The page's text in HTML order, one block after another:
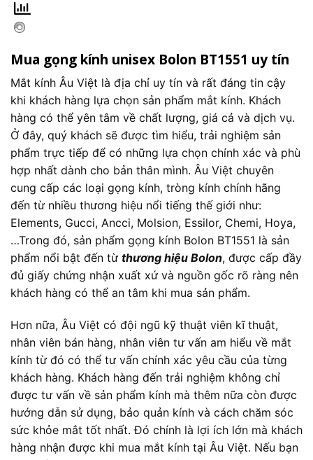
Mua gọng kính unisex Bolon BT1551 uy tín
Mắt kính Âu Việt là địa chỉ uy tín và rất đáng tin cậy
khi khách hàng lựa chọn sản phẩm mắt kính. Khách
hàng có thể yên tâm về chất lượng, giá cả và dịch vụ.
Ở đây, quý khách sẽ được tìm hiểu, trải nghiệm sản
phẩm trực tiếp để có những lựa chọn chính xác và phù
hợp nhất dành cho bản thân mình. Âu Việt chuyên
cung cấp các loại gọng kính, tròng kính chính hãng
đến từ nhiều thương hiệu nổi tiếng thế giới như:
Elements, Gucci, Ancci, Molsion, Essilor, Chemi, Hoya,
…Trong đó, sản phẩm gọng kính Bolon BT1551 là sản
phẩm nổi bật đến từ thương hiệu Bolon, được cấp đầy
đủ giấy chứng nhận xuất xứ và nguồn gốc rõ ràng nên
khách hàng có thể an tâm khi mua sản phẩm.
Hơn nữa, Âu Việt có đội ngũ kỹ thuật viên kĩ thuật,
nhân viên bán hàng, nhân viên tư vấn am hiểu về mắt
kính từ đó có thể tư vấn chính xác yêu cầu của từng
khách hàng. Khách hàng đến trải nghiệm không chỉ
được tư vấn về sản phẩm kính mà thêm nữa còn được
hướng dẫn sử dụng, bảo quản kính và cách chăm sóc
sức khỏe mắt tốt nhất. Đó chính là lợi ích lớn mà khách
hàng nhận được khi mua mắt kính tại Âu Việt. Nếu bạn